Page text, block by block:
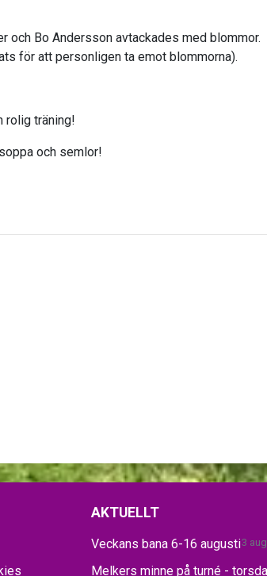
och Bo Andersson avtackades med blommor.
för att personligen ta emot blommorna).
rolig träning!
och semlor!
AKTUELLT
Veckans bana 6-16 augusti3
Melkers minne på turné -